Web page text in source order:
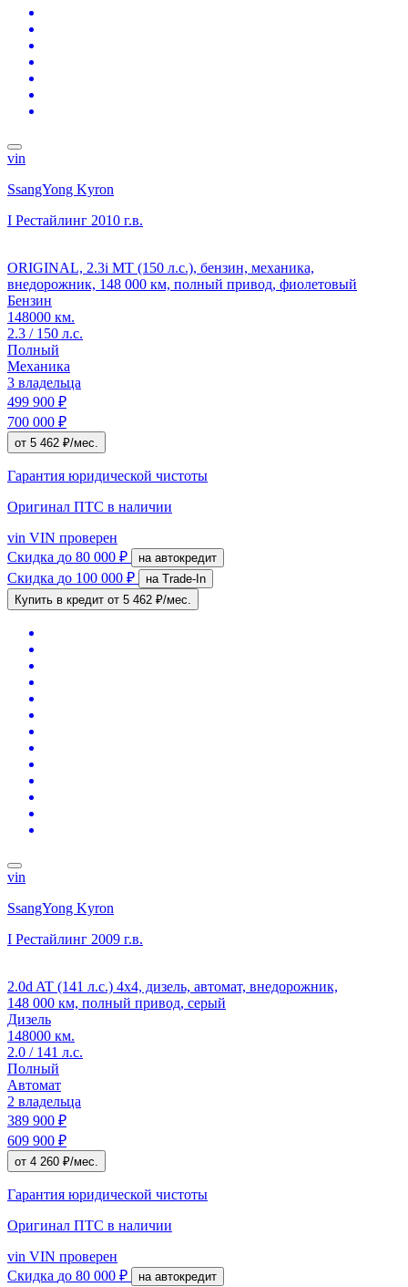
vin
SsangYong Kyron
I Рестайлинг 2010 г.в.
ORIGINAL, 2.3i MT (150 л.с.), бензин, механика,
внедорожник, 148 000 км, полный привод, фиолетовый
Бензин
148000 км.
2.3 / 150 л.с.
Полный
Механика
3 владельца
499 900 ₽
700 000 ₽
от 5 462 ₽/мес.
Гарантия юридической чистоты
Оригинал ПТС в наличии
vin VIN проверен
Скидка до 80 000 ₽ на автокредит
Скидка до 100 000 ₽
на Trade-In
Купить в кредит от 5 462 ₽/мес.
vin
SsangYong Kyron
I Рестайлинг 2009 г.в.
2.0d AT (141 л.с.) 4x4, дизель, автомат, внедорожник,
148 000 км, полный привод, серый
Дизель
148000 км.
2.0 / 141 л.с.
Полный
Автомат
2 владельца
389 900 ₽
609 900 ₽
от 4 260 ₽/мес.
Гарантия юридической чистоты
Оригинал ПТС в наличии
vin VIN проверен
Скидка до 80 000 ₽ на автокредит